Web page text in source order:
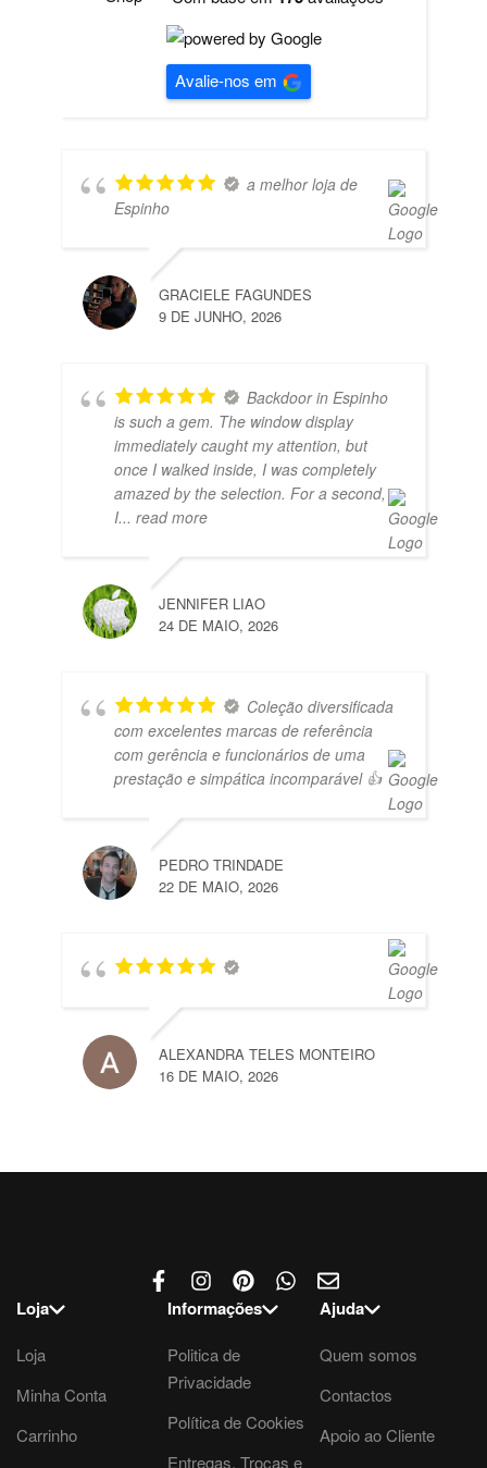
Avalie-nos em
a melhor loja de
Espinho
GRACIELE FAGUNDES
9 DE JUNHO, 2026
Backdoor in Espinho
is such a gem. The window display
immediately caught my attention, but
once I walked inside, I was completely
amazed by the selection. For a second,
I... read more
JENNIFER LIAO
24 DE MAIO, 2026
Coleção diversificada
com excelentes marcas de referência
com gerência e funcionários de uma
prestação e simpática incomparável 👍
PEDRO TRINDADE
22 DE MAIO, 2026
ALEXANDRA TELES MONTEIRO
16 DE MAIO, 2026
Loja
Loja
Minha Conta
Carrinho
Informações
Politica de
Privacidade
Política de Cookies
Entregas, Trocas e
Ajuda
Quem somos
Contactos
Apoio ao Cliente